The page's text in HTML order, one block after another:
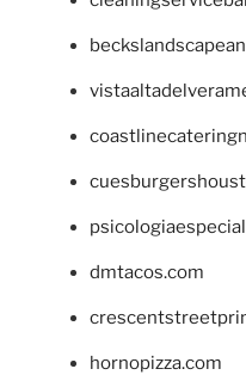
dmtacos.com
hornopizza.com